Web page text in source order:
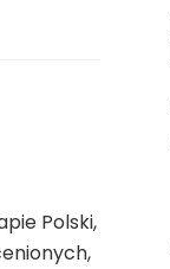
Polski,